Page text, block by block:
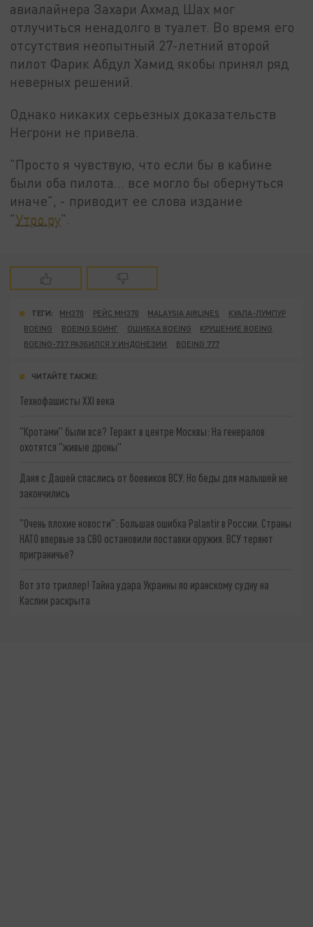
авиалайнера Захари Ахмад Шах мог
отлучиться ненадолго в туалет. Во время его
отсутствия неопытный 27-летний второй
пилот Фарик Абдул Хамид якобы принял ряд
неверных решений.
Однако никаких серьезных доказательств
Негрони не привела.
"Просто я чувствую, что если бы в кабине
были оба пилота... все могло бы обернуться
иначе", - приводит ее слова издание
"Утро.ру".
ТЕГИ: MH370 РЕЙС MH370 MALAYSIA AIRLINES
КУАЛА-ЛУМПУР
BOEING
BOEING БОИНГ ОШИБКА BOEING
КРУШЕНИЕ BOEING
BOEING-737 РАЗБИЛСЯ У ИНДОНЕЗИИ
BOEING 777
ЧИТАЙТЕ ТАКЖЕ:
Технофашисты XXI века
"Кротами" были все? Теракт в центре Москвы: На генералов
охотятся "живые дроны"
Даня с Дашей спаслись от боевиков ВСУ. Но беды для малышей не
закончились
"Очень плохие новости": Большая ошибка Palantir в России. Страны
НАТО впервые за СВО остановили поставки оружия. ВСУ теряют
приграничье?
Вот это триллер! Тайна удара Украины по иранскому судну на
Каспии раскрыта